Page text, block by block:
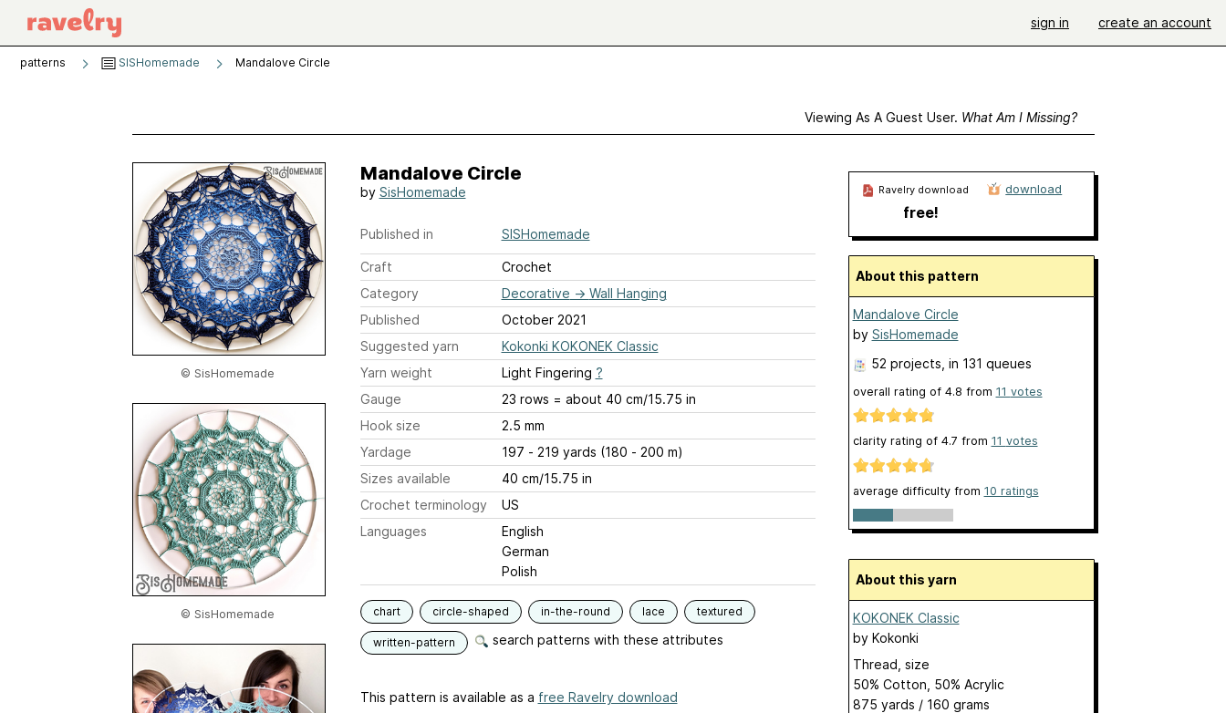
sign in create an account
patterns SISHomemade Mandalove Circle
Viewing As A Guest User. What Am I Missing?
© SisHomemade
© SisHomemade
Mandalove Circle
by SisHomemade
Published in SISHomemade
Craft
Crochet
Category
Decorative → Wall Hanging
Published
October 2021
Suggested yarn
Kokonki KOKONEK Classic
Yarn weight
Light Fingering ?
Gauge
23 rows = about 40 cm/15.75 in
Hook size
2.5 mm
Yardage
197 - 219 yards (180 - 200 m)
Sizes available
40 cm/15.75 in
Crochet terminology
US
Languages
English
German
Polish
chart circle-shaped in-the-round lace textured
written-pattern search patterns with these attributes
This pattern is available as a free Ravelry download
Ravelry download
free!
download
About this pattern
Mandalove Circle
by SisHomemade
52 projects , in 131 queues
overall rating of 4.8 from 11 votes
clarity rating of 4.7 from 11 votes
average difficulty from 10 ratings
About this yarn
KOKONEK Classic
by Kokonki
Thread, size
50% Cotton, 50% Acrylic
875 yards / 160 grams